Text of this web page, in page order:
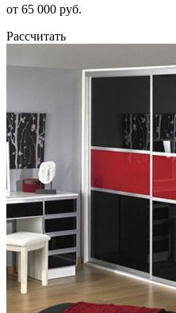
от 65 000 руб.
Рассчитать